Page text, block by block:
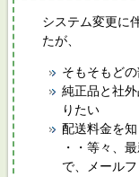
システム変更に
たが、
そもそもど
純正品と社
りたい
配送料金を
・・等々、
で、メール